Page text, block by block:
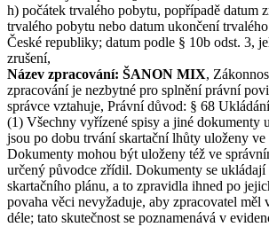
h) počátek trvalého pobytu, popřípadě datum
trvalého pobytu nebo datum ukončení
České republiky; datum podle § 10b odst. 3,
zrušení,
Název zpracování: ŠANON MIX,
zpracování je nezbytné pro splnění právní
správce vztahuje, Právní důvod: § 68
(1) Všechny vyřízené spisy a jiné dokumenty
jsou po dobu trvání skartační lhůty uloženy ve
Dokumenty mohou být uloženy též ve
určený původce zřídil. Dokumenty se ukládají
skartačního plánu, a to zpravidla ihned po
povaha věci nevyžaduje, aby zpracovatel měl
déle; tato skutečnost se poznamenává v